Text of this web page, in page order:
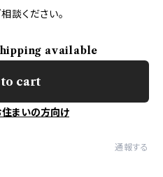
談ください。
available
cart
まいの方向け
通報する